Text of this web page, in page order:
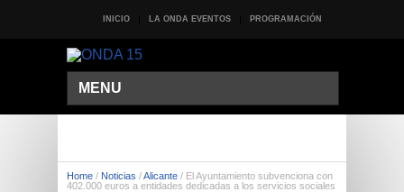
INICIO LA ONDA EVENTOS PROGRAMACIÓN
MENU
Home / Noticias /Alicante / El Ayuntamiento subvenciona con
402.000 euros a entidades dedicadas a los servicios sociales